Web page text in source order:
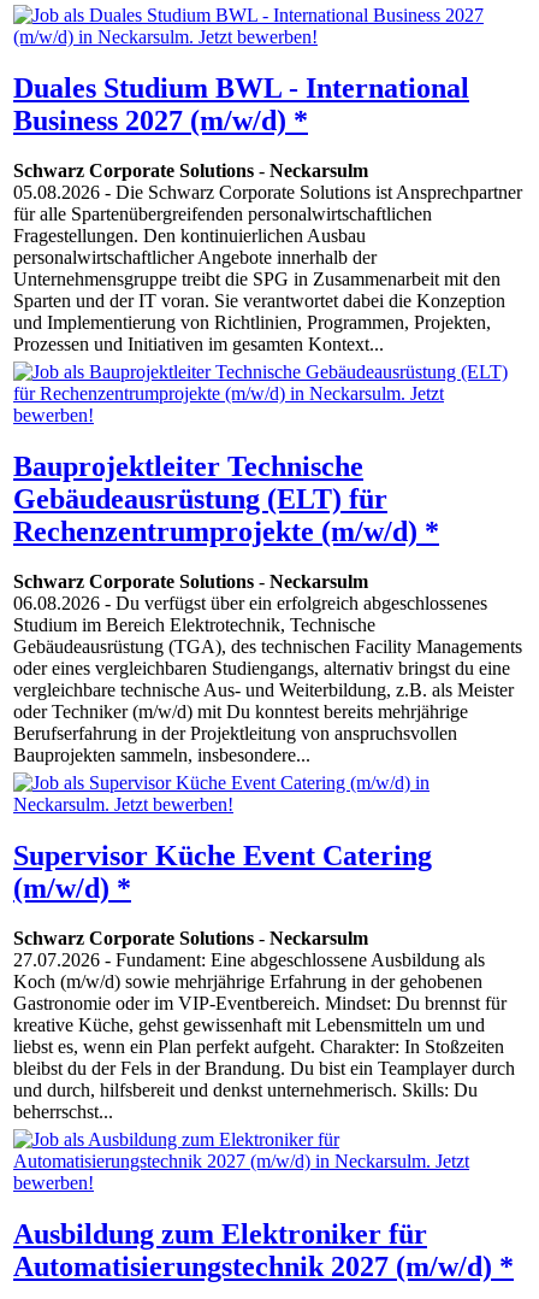
Duales Studium BWL - International
Business 2027 (m/w/d) *
Schwarz Corporate Solutions - Neckarsulm
05.08.2026 - Die Schwarz Corporate Solutions ist Ansprechpartner
für alle Spartenübergreifenden personalwirtschaftlichen
Fragestellungen. Den kontinuierlichen Ausbau
personalwirtschaftlicher Angebote innerhalb der
Unternehmensgruppe treibt die SPG in Zusammenarbeit mit den
Sparten und der IT voran. Sie verantwortet dabei die Konzeption
und Implementierung von Richtlinien, Programmen, Projekten,
Prozessen und Initiativen im gesamten Kontext...
Bauprojektleiter Technische
Gebäudeausrüstung (ELT) für
Rechenzentrumprojekte (m/w/d) *
Schwarz Corporate Solutions - Neckarsulm
06.08.2026 - Du verfügst über ein erfolgreich abgeschlossenes
Studium im Bereich Elektrotechnik, Technische
Gebäudeausrüstung (TGA), des technischen Facility Managements
oder eines vergleichbaren Studiengangs, alternativ bringst du eine
vergleichbare technische Aus- und Weiterbildung, z.B. als Meister
oder Techniker (m/w/d) mit Du konntest bereits mehrjährige
Berufserfahrung in der Projektleitung von anspruchsvollen
Bauprojekten sammeln, insbesondere...
Supervisor Küche Event Catering
(m/w/d) *
Schwarz Corporate Solutions - Neckarsulm
27.07.2026 - Fundament: Eine abgeschlossene Ausbildung als
Koch (m/w/d) sowie mehrjährige Erfahrung in der gehobenen
Gastronomie oder im VIP-Eventbereich. Mindset: Du brennst für
kreative Küche, gehst gewissenhaft mit Lebensmitteln um und
liebst es, wenn ein Plan perfekt aufgeht. Charakter: In Stoßzeiten
bleibst du der Fels in der Brandung. Du bist ein Teamplayer durch
und durch, hilfsbereit und denkst unternehmerisch. Skills: Du
beherrschst...
Ausbildung zum Elektroniker für
Automatisierungstechnik 2027 (m/w/d) *